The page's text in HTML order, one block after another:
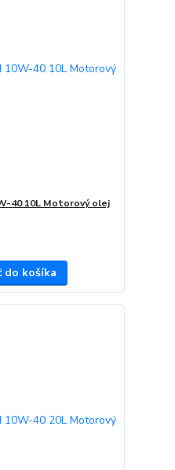
40 10L Motorový olej
do košíka